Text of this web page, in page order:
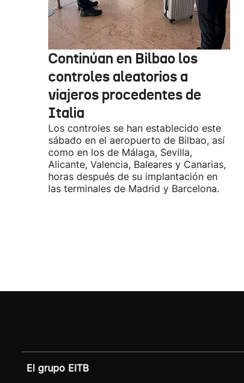
Continúan en Bilbao los
controles aleatorios a
viajeros procedentes de
Italia
Los controles se han establecido este
sábado en el aeropuerto de Bilbao, así
como en los de Málaga, Sevilla,
Alicante, Valencia, Baleares y Canarias,
horas después de su implantación en
las terminales de Madrid y Barcelona.
El grupo EITB